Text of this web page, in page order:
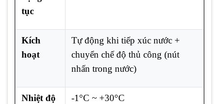
tục
Kích
hoạt
Tự động khi tiếp xúc nước +
chuyển chế độ thủ công (nút
nhấn trong nước)
Nhiệt độ
-1°C ~ +30°C